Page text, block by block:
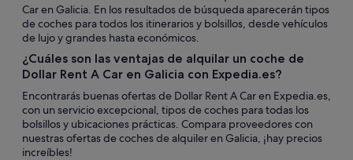
Car en Galicia. En los resultados de búsqueda aparecerán tipos
de coches para todos los itinerarios y bolsillos, desde vehículos
de lujo y grandes hasta económicos.
¿Cuáles son las ventajas de alquilar un coche de
Dollar Rent A Car en Galicia con Expedia.es?
Encontrarás buenas ofertas de Dollar Rent A Car en Expedia.es,
con un servicio excepcional, tipos de coches para todas los
bolsillos y ubicaciones prácticas. Compara proveedores con
nuestras ofertas de coches de alquiler en Galicia, ¡hay precios
increíbles!